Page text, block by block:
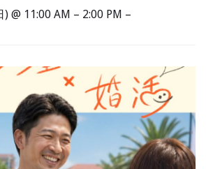
@ 11:00 AM – 2:00 PM –